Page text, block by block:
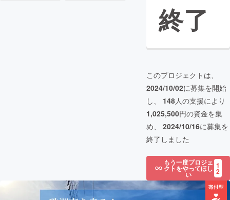
終了
このプロジェクトは、
2024/10/02に募集を開始
し、 148人の支援により
1,025,500円の資金を集
め、 2024/10/16に募集を
終了しました
もう一度プロジェ
クトをやってほし
い
1
2